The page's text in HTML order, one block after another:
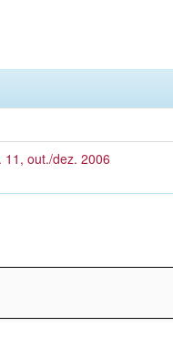
11, out./dez. 2006